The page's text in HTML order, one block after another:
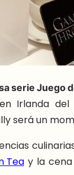
serie Juego
Irlanda
será un
Teay la cena